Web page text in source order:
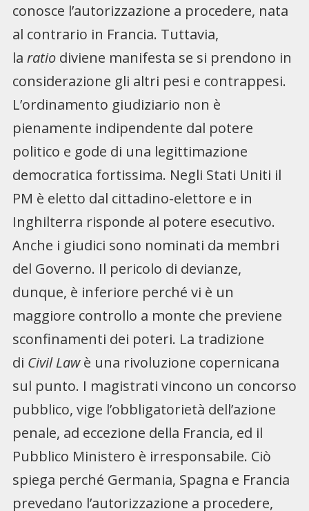
conosce l’autorizzazione a procedere, nata
al contrario in Francia. Tuttavia,
la ratiodiviene manifesta se si prendono in
considerazione gli altri pesi e contrappesi.
L’ordinamento giudiziario non è
pienamente indipendente dal potere
politico e gode di una legittimazione
democratica fortissima. Negli Stati Uniti il
PM è eletto dal cittadino-elettore e in
Inghilterra risponde al potere esecutivo.
Anche i giudici sono nominati da membri
del Governo. Il pericolo di devianze,
dunque, è inferiore perché vi è un
maggiore controllo a monte che previene
sconfinamenti dei poteri. La tradizione
di Civil Lawè una rivoluzione copernicana
sul punto. I magistrati vincono un concorso
pubblico, vige l’obbligatorietà dell’azione
penale, ad eccezione della Francia, ed il
Pubblico Ministero è irresponsabile. Ciò
spiega perché Germania, Spagna e Francia
prevedano l’autorizzazione a procedere,